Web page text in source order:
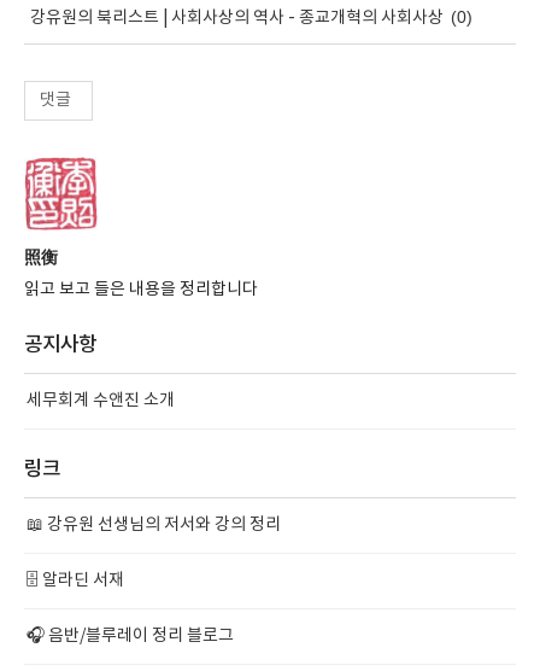
강유원의 북리스트 | 사회사상의 역사 - 종교개혁의 사회사상 (0)
댓글
照衡
읽고 보고 들은 내용을 정리합니다
공지사항
세무회계 수앤진 소개
링크
📖 강유원 선생님의 저서와 강의 정리
🗄️ 알라딘 서재
🎧 음반/블루레이 정리 블로그